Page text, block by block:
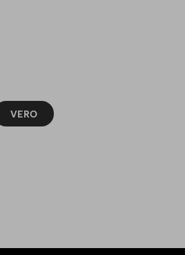
VERO